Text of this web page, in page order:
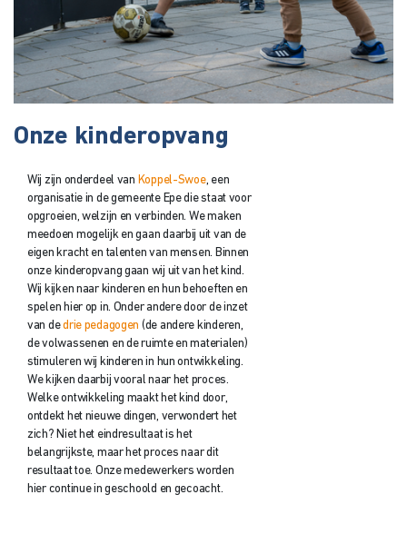
Onze kinderopvang
Wij zijn onderdeel van Koppel-Swoe, een
organisatie in de gemeente Epe die staat voor
opgroeien, welzijn en verbinden. We maken
meedoen mogelijk en gaan daarbij uit van de
eigen kracht en talenten van mensen. Binnen
onze kinderopvang gaan wij uit van het kind.
Wij kijken naar kinderen en hun behoeften en
spelen hier op in. Onder andere door de inzet
van dedrie pedagogen (de andere kinderen,
de volwassenen en de ruimte en materialen)
stimuleren wij kinderen in hun ontwikkeling.
We kijken daarbij vooral naar het proces.
Welke ontwikkeling maakt het kind door,
ontdekt het nieuwe dingen, verwondert het
zich? Niet het eindresultaat is het
belangrijkste, maar het proces naar dit
resultaat toe. Onze medewerkers worden
hier continue in geschoold en gecoacht.